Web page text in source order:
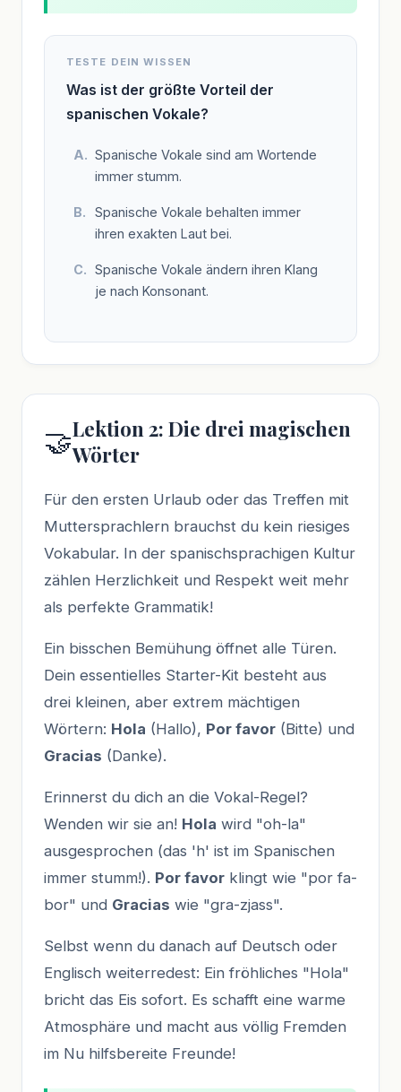
TESTE DEIN WISSEN
Was ist der größte Vorteil der
spanischen Vokale?
Spanische Vokale sind am Wortende
immer stumm.
Spanische Vokale behalten immer
ihren exakten Laut bei.
Spanische Vokale ändern ihren Klang
je nach Konsonant.
🤝Lektion 2: Die drei magischen
Wörter
Für den ersten Urlaub oder das Treffen mit
Muttersprachlern brauchst du kein riesiges
Vokabular. In der spanischsprachigen Kultur
zählen Herzlichkeit und Respekt weit mehr
als perfekte Grammatik!
Ein bisschen Bemühung öffnet alle Türen.
Dein essentielles Starter-Kit besteht aus
drei kleinen, aber extrem mächtigen
Wörtern: Hola (Hallo), Por favor (Bitte) und
Gracias (Danke).
Erinnerst du dich an die Vokal-Regel?
Wenden wir sie an! Hola wird "oh-la"
ausgesprochen (das 'h' ist im Spanischen
immer stumm!). Por favor klingt wie "por fa-
bor" und Gracias wie "gra-zjass".
Selbst wenn du danach auf Deutsch oder
Englisch weiterredest: Ein fröhliches "Hola"
bricht das Eis sofort. Es schafft eine warme
Atmosphäre und macht aus völlig Fremden
im Nu hilfsbereite Freunde!